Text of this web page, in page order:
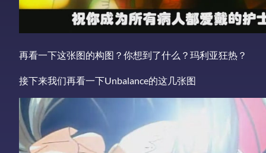
再看一下这张图的构图？你想到了什么？玛利亚狂热？
接下来我们再看一下Unbalance的这几张图